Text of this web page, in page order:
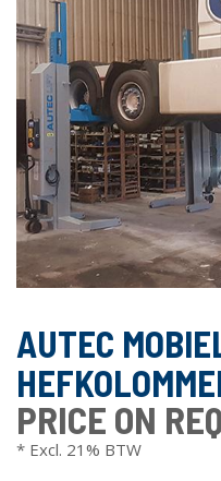
AUTEC
PRICE ON
* Excl. 21% BTW